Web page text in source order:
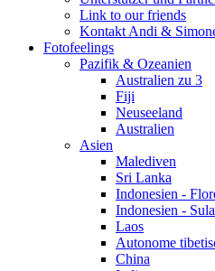
Link to our friends
Kontakt Andi &
Fotofeelings
Pazifik & Ozeanien
Australien zu 3
Fiji
Neuseeland
Australien
Asien
Malediven
Sri Lanka
Indonesien -
Indonesien -
Laos
Autonome
China